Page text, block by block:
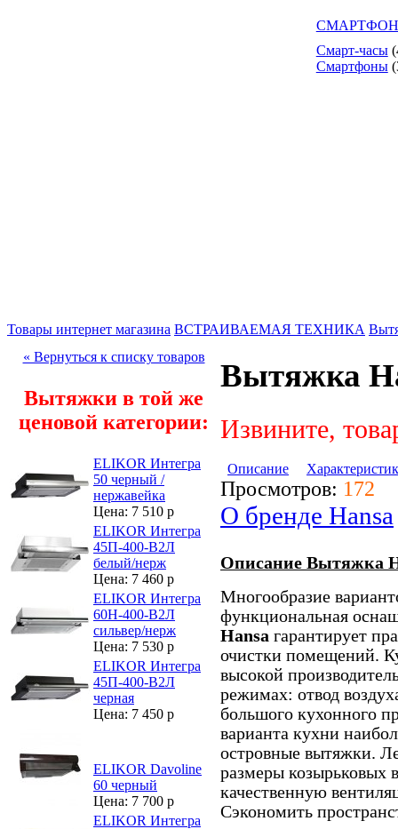
Смарт-часы
Смартфоны
Товары интернет магазина ВСТРАИВАЕМАЯ ТЕХНИКА
« Вернуться к списку товаров
Вытяжки в той же
ценовой категории:
ELIKOR Интегра
50 черный /
нержавейка
Цена: 7 510 р
ELIKOR Интегра
45П-400-В2Л
белый/нерж
Цена: 7 460 р
ELIKOR Интегра
60Н-400-В2Л
сильвер/нерж
Цена: 7 530 р
ELIKOR Интегра
45П-400-В2Л
черная
Цена: 7 450 р
ELIKOR Davoline
60 черный
Цена: 7 700 р
ELIKOR Интегра
Вытяжка
Извините,
Описание
Просмотров: 172
О бренде Hansa
Описание Вытяжка
Многообразие
функциональная
Hansa гарантирует
очистки помещений.
высокой
режимах: отвод
большого кухонного
варианта кухни
островные вытяжки.
размеры козырьковых
качественную
Сэкономить